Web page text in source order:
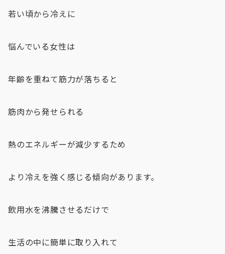
若い頃から冷えに
悩んでいる女性は
年齢を重ねて筋力が落ちると
筋肉から発せられる
熱のエネルギーが減少するため
より冷えを強く感じる傾向があります。
飲用水を沸騰させるだけで
生活の中に簡単に取り入れて